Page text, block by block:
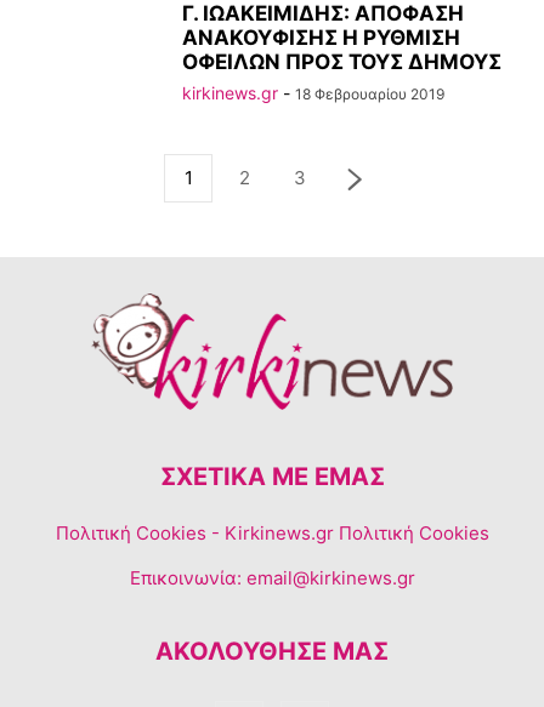
Γ. ΙΩΑΚΕΙΜΙΔΗΣ: ΑΠΟΦΑΣΗ
ΑΝΑΚΟΥΦΙΣΗΣ Η ΡΥΘΜΙΣΗ
ΟΦΕΙΛΩΝ ΠΡΟΣ ΤΟΥΣ ΔΗΜΟΥΣ
kirkinews.gr - 18 Φεβρουαρίου 2019
1 2 3
ΣΧΕΤΙΚΆ ΜΕ ΕΜΆΣ
Πολιτική Cookies - Kirkinews.gr Πολιτική Cookies
Επικοινωνία: email@kirkinews.gr
ΑΚΟΛΟΥΘΗΣΕ ΜΑΣ